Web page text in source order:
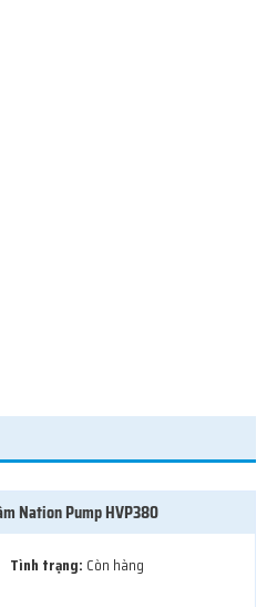
Nation Pump HVP380
Tình trạng: Còn hàng